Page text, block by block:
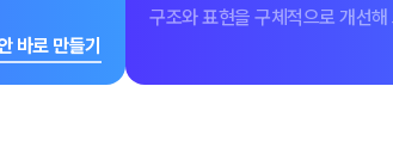
바로 만들기
구조와 표현을 구체적으로 개선해